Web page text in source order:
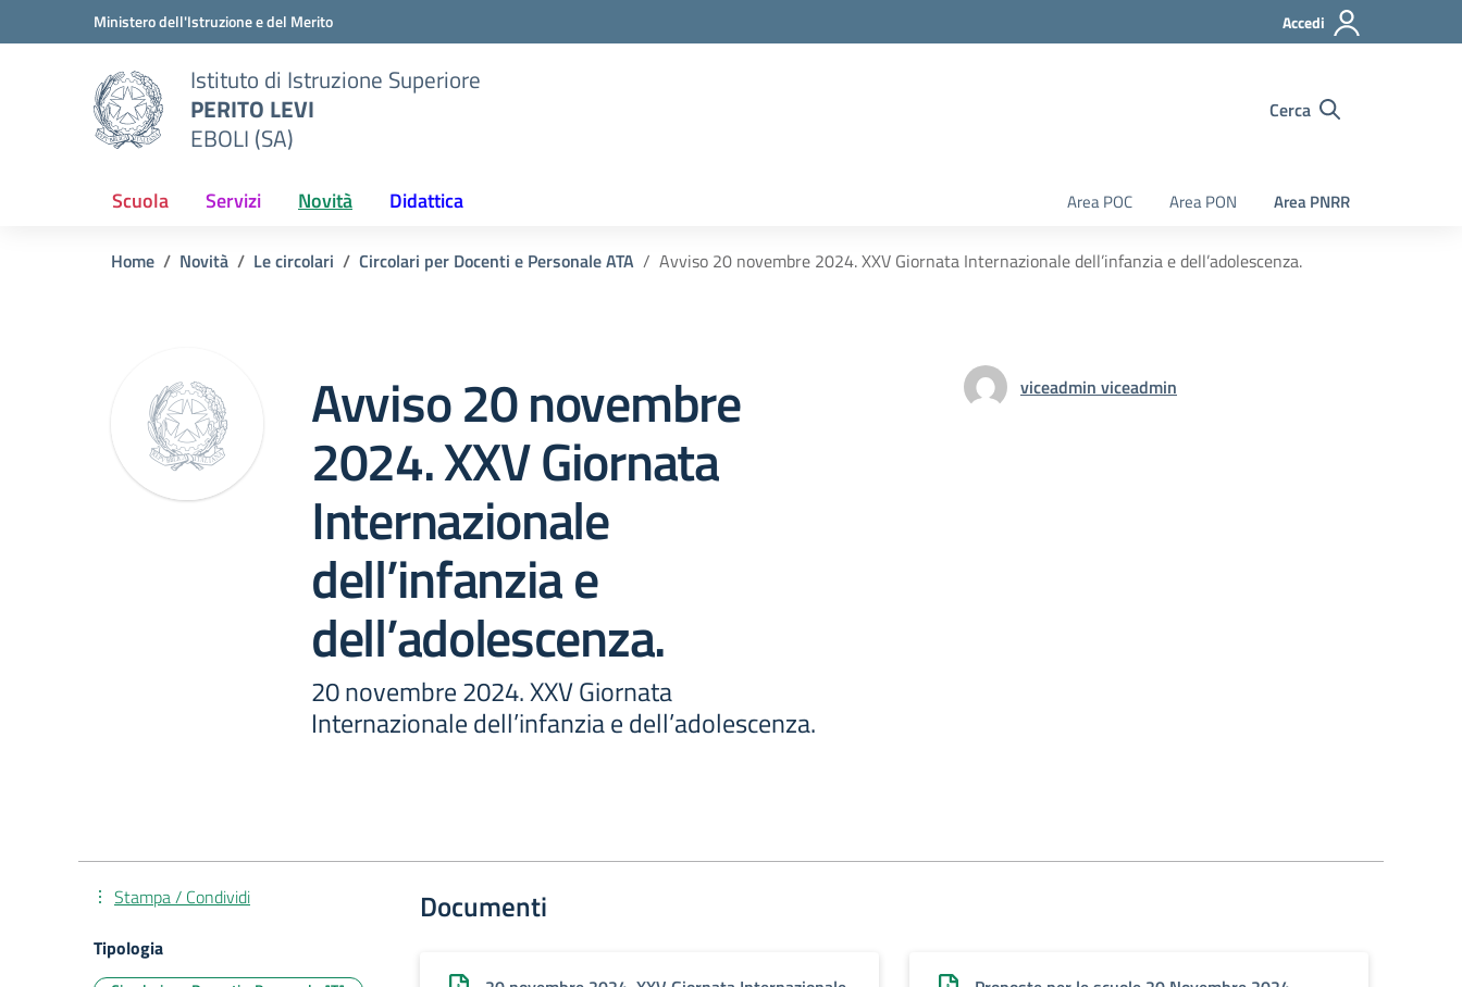
Vai ai contenuti
Vai al menu di navigazioneMinistero dell'Istruzione e del Merito Accedi
Istituto di Istruzione Superiore
PERITO LEVI
EBOLI (SA)
Cerca
Scuola Servizi Novità Didattica Area POC Area PON Area PNRR
Home Novità Le circolari Circolari per Docenti e Personale ATA Avviso 20 novembre 2024. XXV Giornata Internazionale dell’infanzia e dell’adolescenza.
Avviso 20 novembre
2024. XXV Giornata
Internazionale
dell’infanzia e
dell’adolescenza.
20 novembre 2024. XXV Giornata
Internazionale dell’infanzia e dell’adolescenza.
viceadmin viceadmin
Documenti
Stampa / Condividi
Tipologia